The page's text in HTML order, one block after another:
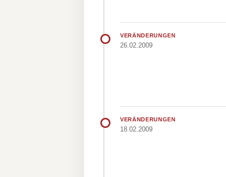
VERÄNDERUNGEN
26.02.2009
VERÄNDERUNGEN
18.02.2009